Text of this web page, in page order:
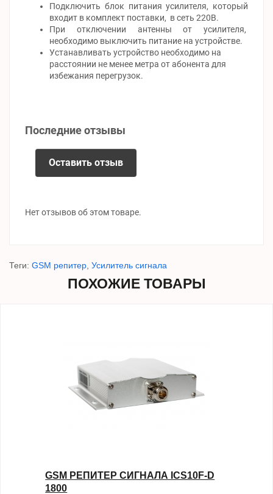
Подключить блок питания усилителя, который
входит в комплект поставки, в сеть 220В.
При отключении антенны от усилителя,
необходимо выключить питание на устройстве.
Устанавливать устройство необходимо на
расстоянии не менее метра от абонента для
избежания перегрузок.
Последние отзывы
Оставить отзыв
Нет отзывов об этом товаре.
Теги: GSM репитер Усилитель сигнала
ПОХОЖИЕ ТОВАРЫ
GSM РЕПИТЕР СИГНАЛА ICS10F-D
1800